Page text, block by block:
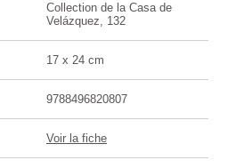
Collection de la Casa de
Velázquez, 132
17 x 24 cm
9788496820807
Voir la fiche